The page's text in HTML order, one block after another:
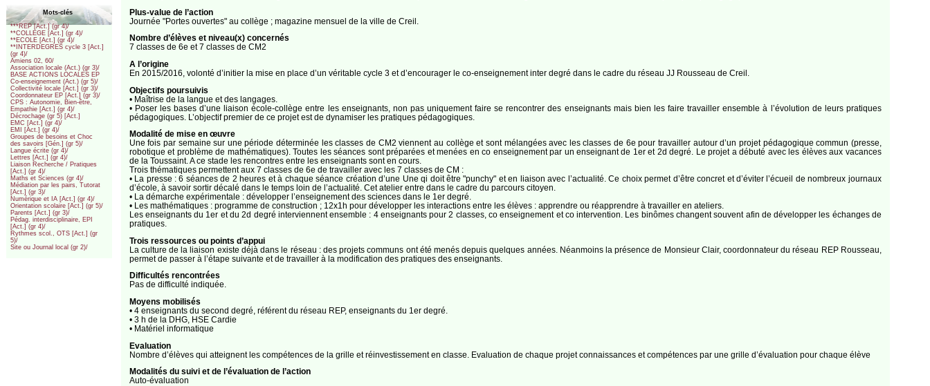
Mots-clés
***REP [Act.] (gr 4)/
**COLLEGE [Act.] (gr 4)/
**ECOLE [Act.] (gr 4)/
**INTERDEGRES cycle 3 [Act.]
(gr 4)/
Amiens 02, 60/
Association locale (Act.) (gr 3)/
BASE ACTIONS LOCALES EP
Co-enseignement (Act.) (gr 5)/
Collectivité locale [Act.] (gr 3)/
Coordonnateur EP [Act.] (gr 3)/
CPS : Autonomie, Bien-être,
Empathie [Act.] (gr 4)/
Décrochage (gr 5) [Act.]
EMC [Act.] (gr 4)/
EMI [Act.] (gr 4)/
Groupes de besoins et Choc
des savoirs [Gén.] (gr 5)/
Langue écrite (gr 4)/
Lettres [Act.] (gr 4)/
Liaison Recherche / Pratiques
[Act.] (gr 4)/
Maths et Sciences (gr 4)/
Médiation par les pairs, Tutorat
[Act.] (gr 3)/
Numérique et IA [Act.] (gr 4)/
Orientation scolaire [Act.] (gr 5)/
Parents [Act.] (gr 3)/
Pédag. interdisciplinaire, EPI
[Act.] (gr 4)/
Rythmes scol., OTS [Act.] (gr
5)/
Site ou Journal local (gr 2)/
Plus-value de l’action
Journée "Portes ouvertes" au collège ; magazine mensuel de la ville de Creil.
Nombre d’élèves et niveau(x) concernés
7 classes de 6e et 7 classes de CM2
A l’origine
En 2015/2016, volonté d’initier la mise en place d’un véritable cycle 3 et d’encourager le co-enseignement inter degré dans le cadre du réseau JJ Rousseau de Creil.
Objectifs poursuivis
• Maîtrise de la langue et des langages.
• Poser les bases d’une liaison école-collège entre les enseignants, non pas uniquement faire se rencontrer des enseignants mais bien les faire travailler ensemble à l’évolution de leurs pratiques
pédagogiques. L’objectif premier de ce projet est de dynamiser les pratiques pédagogiques.
Modalité de mise en œuvre
Une fois par semaine sur une période déterminée les classes de CM2 viennent au collège et sont mélangées avec les classes de 6e pour travailler autour d’un projet pédagogique commun (presse,
robotique et problème de mathématiques). Toutes les séances sont préparées et menées en co enseignement par un enseignant de 1er et 2d degré. Le projet a débuté avec les élèves aux vacances
de la Toussaint. A ce stade les rencontres entre les enseignants sont en cours.
Trois thématiques permettent aux 7 classes de 6e de travailler avec les 7 classes de CM :
• La presse : 6 séances de 2 heures et à chaque séance création d’une Une qi doit être "punchy" et en liaison avec l’actualité. Ce choix permet d’être concret et d’éviter l’écueil de nombreux journaux
d’école, à savoir sortir décalé dans le temps loin de l’actualité. Cet atelier entre dans le cadre du parcours citoyen.
• La démarche expérimentale : développer l’enseignement des sciences dans le 1er degré.
• Les mathématiques : programme de construction ; 12x1h pour développer les interactions entre les élèves : apprendre ou réapprendre à travailler en ateliers.
Les enseignants du 1er et du 2d degré interviennent ensemble : 4 enseignants pour 2 classes, co enseignement et co intervention. Les binômes changent souvent afin de développer les échanges de
pratiques.
Trois ressources ou points d’appui
La culture de la liaison existe déjà dans le réseau : des projets communs ont été menés depuis quelques années. Néanmoins la présence de Monsieur Clair, coordonnateur du réseau REP Rousseau,
permet de passer à l’étape suivante et de travailler à la modification des pratiques des enseignants.
Difficultés rencontrées
Pas de difficulté indiquée.
Moyens mobilisés
• 4 enseignants du second degré, référent du réseau REP, enseignants du 1er degré.
• 3 h de la DHG, HSE Cardie
• Matériel informatique
Evaluation
Nombre d’élèves qui atteignent les compétences de la grille et réinvestissement en classe. Evaluation de chaque projet connaissances et compétences par une grille d’évaluation pour chaque élève
Modalités du suivi et de l’évaluation de l’action
Auto-évaluation